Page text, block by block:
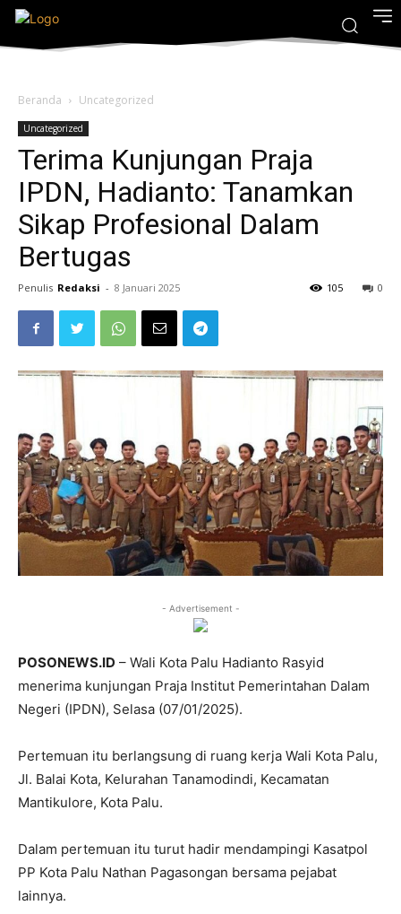
Beranda Uncategorized
Uncategorized
Terima Kunjungan Praja
IPDN, Hadianto: Tanamkan
Sikap Profesional Dalam
Bertugas
Penulis Redaksi - 8 Januari 2025 0
105
- Advertisement -
POSONEWS.ID – Wali Kota Palu Hadianto Rasyid
menerima kunjungan Praja Institut Pemerintahan Dalam
Negeri (IPDN), Selasa (07/01/2025).
Pertemuan itu berlangsung di ruang kerja Wali Kota Palu,
Jl. Balai Kota, Kelurahan Tanamodindi, Kecamatan
Mantikulore, Kota Palu.
Dalam pertemuan itu turut hadir mendampingi Kasatpol
PP Kota Palu Nathan Pagasongan bersama pejabat
lainnya.